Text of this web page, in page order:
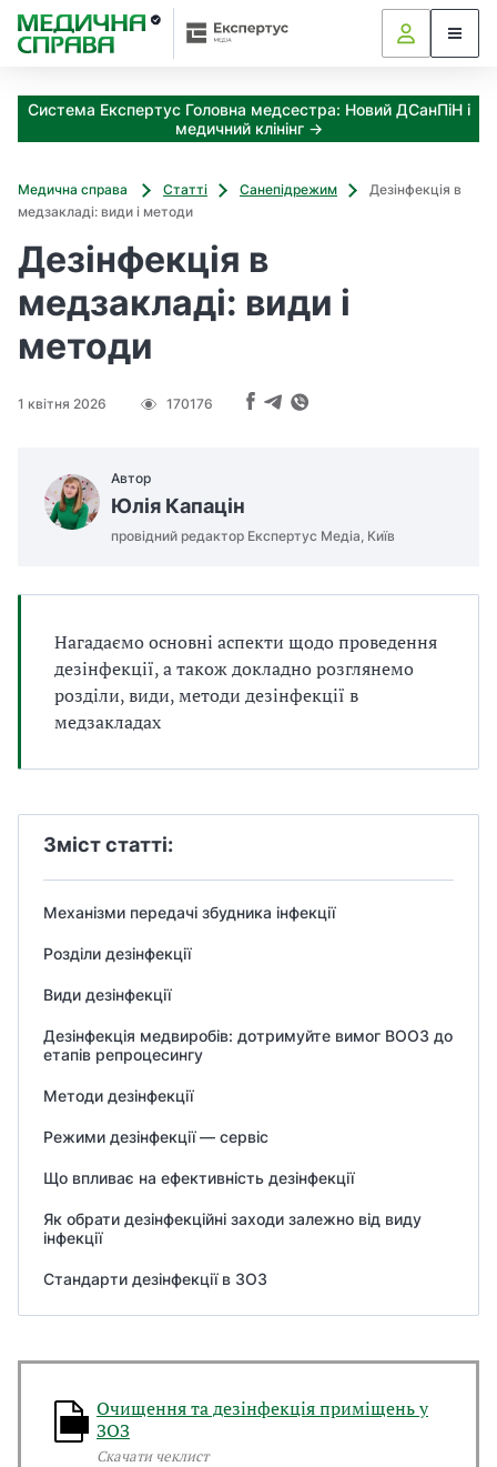
Система Експертус Головна медсестра: Новий ДСанПіН і
медичний клінінг →
Медична справа Статті Санепідрежим
Дезінфекція в
медзакладі: види і методи
Дезінфекція в
медзакладі: види і
методи
1 квітня 2026 170176
Автор
Юлія Капацін
провідний редактор Експертус Медіа, Київ
Нагадаємо основні аспекти щодо проведення
дезінфекції, а також докладно розглянемо
розділи, види, методи дезінфекції в
медзакладах
Зміст статті:
Механізми передачі збудника інфекції
Розділи дезінфекції
Види дезінфекції
Дезінфекція медвиробів: дотримуйте вимог ВООЗ до
етапів репроцесингу
Методи дезінфекції
Режими дезінфекції — сервіс
Що впливає на ефективність дезінфекції
Як обрати дезінфекційні заходи залежно від виду
інфекції
Стандарти дезінфекції в ЗОЗ
Очищення та дезінфекція приміщень у
ЗОЗ
Скачати чеклист
З
а
к
з
о
м
н
а